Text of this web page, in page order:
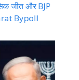
जीत और BJP
Bypoll